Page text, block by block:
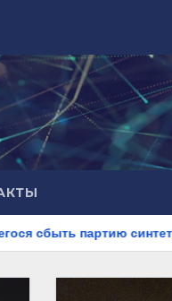
наркотика